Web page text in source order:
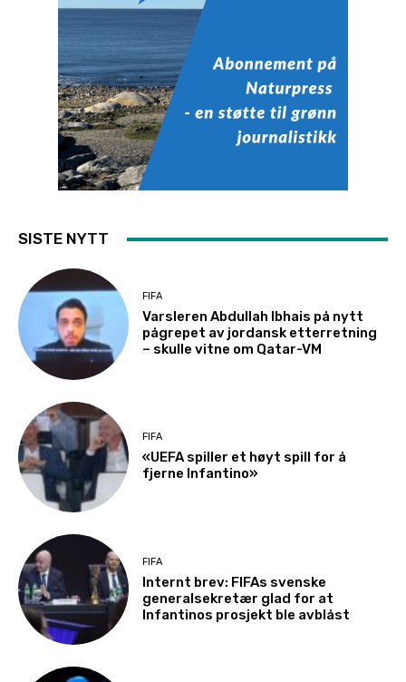
SISTE NYTT
FIFA
Varsleren Abdullah Ibhais på nytt
pågrepet av jordansk etterretning
– skulle vitne om Qatar-VM
FIFA
«UEFA spiller et høyt spill for å
fjerne Infantino»
FIFA
Internt brev: FIFAs svenske
generalsekretær glad for at
Infantinos prosjekt ble avblåst